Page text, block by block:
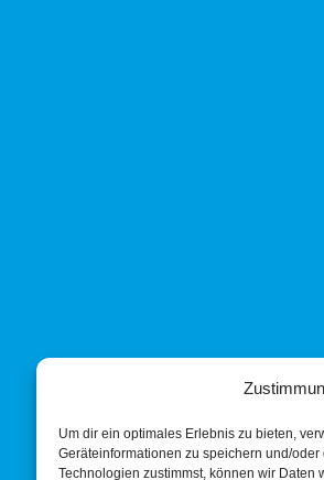
Um dir ein optimales Erlebnis zu bieten,
Geräteinformationen zu speichern und/
Technologien zustimmst, können wir